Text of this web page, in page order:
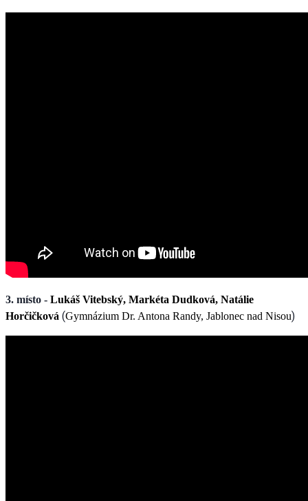
3. místo - Lukáš Vitebský, Markéta Dudková, Natálie
Horčičková (Gymnázium Dr. Antona Randy, Jablonec nad Nisou)